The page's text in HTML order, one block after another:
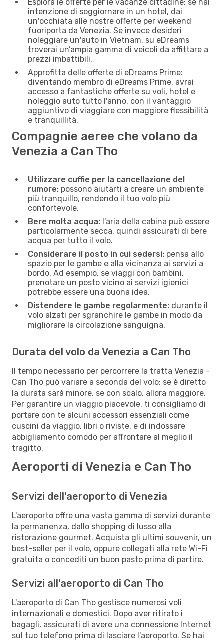
intenzione di soggiornare in un hotel, dai
un'occhiata alle nostre offerte per weekend
fuoriporta da Venezia. Se invece desideri
noleggiare un'auto in Vietnam, su eDreams
troverai un’ampia gamma di veicoli da affittare a
prezzi imbattibili.
Approfitta delle offerte di eDreams Prime:
diventando membro di eDreams Prime, avrai
accesso a fantastiche offerte su voli, hotel e
noleggio auto tutto l'anno, con il vantaggio
aggiuntivo di viaggiare con maggiore flessibilità
e tranquillità.
Compagnie aeree che volano da
Venezia a Can Tho
Utilizzare cuffie per la cancellazione del
rumore: possono aiutarti a creare un ambiente
più tranquillo, rendendo il tuo volo più
confortevole.
Bere molta acqua: l'aria della cabina può essere
particolarmente secca, quindi assicurati di bere
acqua per tutto il volo.
Considerare il posto in cui sedersi: pensa allo
spazio per le gambe e alla vicinanza ai servizi a
bordo. Ad esempio, se viaggi con bambini,
prenotare un posto vicino ai servizi igienici
potrebbe essere una buona idea.
Distendere le gambe regolarmente: durante il
volo alzati per sgranchire le gambe in modo da
migliorare la circolazione sanguigna.
Durata del volo da Venezia a Can Tho
Il tempo necessario per percorrere la tratta Venezia -
Can Tho può variare a seconda del volo: se è diretto
la durata sarà minore, se con scalo, allora maggiore.
Per garantire un viaggio piacevole, ti consigliamo di
portare con te alcuni accessori essenziali come
cuscini da viaggio, libri o riviste, e di indossare
abbigliamento comodo per affrontare al meglio il
tragitto.
Aeroporti di Venezia e Can Tho
Servizi dell'aeroporto di Venezia
L'aeroporto offre una vasta gamma di servizi durante
la permanenza, dallo shopping di lusso alla
ristorazione gourmet. Acquista gli ultimi souvenir, un
best-seller per il volo, oppure collegati alla rete Wi-Fi
gratuita o concediti un buon pasto prima di partire.
Servizi all'aeroporto di Can Tho
L'aeroporto di Can Tho gestisce numerosi voli
internazionali e domestici. Dopo aver ritirato i
bagagli, assicurati di avere una connessione Internet
sul tuo telefono prima di lasciare l'aeroporto. Se hai